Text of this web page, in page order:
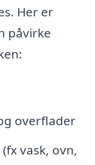
Her er
påvirke
overflader
vask, ovn,